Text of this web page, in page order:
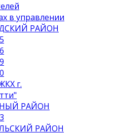
в управлении
РАЙОН
г.
РАЙОН
РАЙОН